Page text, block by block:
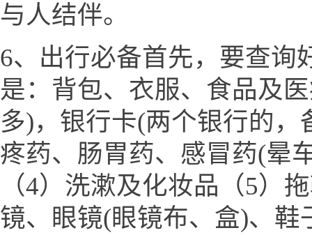
与人结伴。
6、出行必备首先，要查询
是：背包、衣服、食品及
多)，银行卡(两个银行的
疼药、肠胃药、感冒药(晕
（4）洗漱及化妆品（5）
镜、眼镜(眼镜布、盒)、